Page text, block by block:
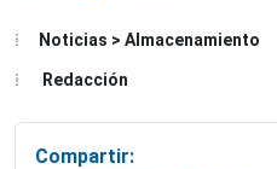
Noticias > Almacenamiento
Redacción
Compartir: